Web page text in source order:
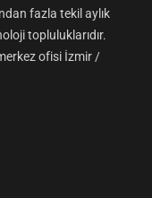
fazla tekil aylık
topluluklarıdır.
ofisi İzmir /